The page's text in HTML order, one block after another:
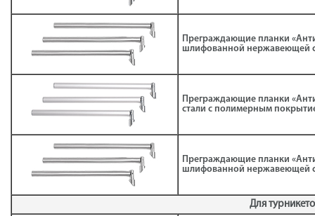
Преграждающие планки
шлифованной нержавеющей
Преграждающие планки
стали с полимерным
Преграждающие планки
шлифованной нержавеющей
Для